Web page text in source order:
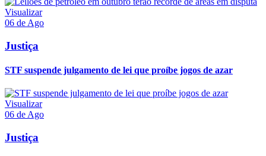
Visualizar
06 de Ago
Justiça
STF suspende julgamento de lei que proíbe jogos de azar
Visualizar
06 de Ago
Justiça